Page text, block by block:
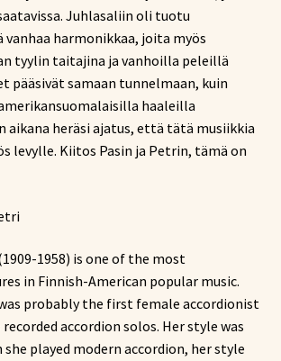
Juhlasaliin oli tuotu
harmonikkaa, joita myös
tyylin taitajina ja vanhoilla peleillä
pääsivät samaan tunnelmaan, kuin
haaleilla
aikana heräsi ajatus, että tätä musiikkia
levylle. Kiitos Pasin ja Petrin, tämä on
1958) is one of the most
in Finnish-American popular music.
probably the first female accordionist
accordion solos. Her style was
played modern accordion, her style